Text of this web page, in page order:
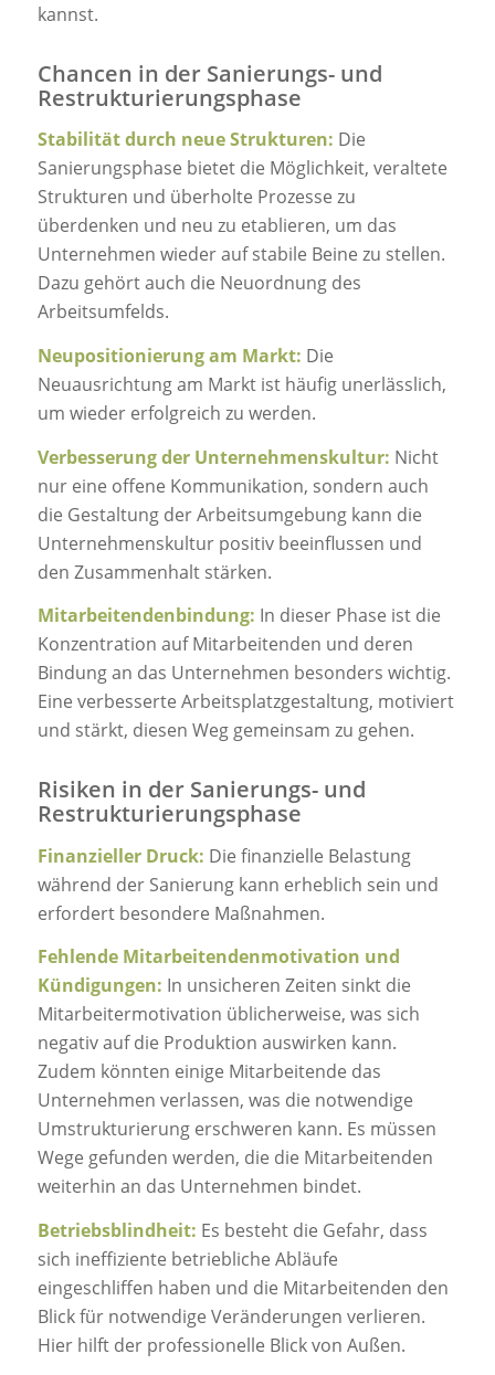
kannst.
Chancen in der Sanierungs- und
Restrukturierungsphase
Stabilität durch neue Strukturen: Die
Sanierungsphase bietet die Möglichkeit, veraltete
Strukturen und überholte Prozesse zu
überdenken und neu zu etablieren, um das
Unternehmen wieder auf stabile Beine zu stellen.
Dazu gehört auch die Neuordnung des
Arbeitsumfelds.
Neupositionierung am Markt: Die
Neuausrichtung am Markt ist häufig unerlässlich,
um wieder erfolgreich zu werden.
Verbesserung der Unternehmenskultur: Nicht
nur eine offene Kommunikation, sondern auch
die Gestaltung der Arbeitsumgebung kann die
Unternehmenskultur positiv beeinflussen und
den Zusammenhalt stärken.
Mitarbeitendenbindung: In dieser Phase ist die
Konzentration auf Mitarbeitenden und deren
Bindung an das Unternehmen besonders wichtig.
Eine verbesserte Arbeitsplatzgestaltung, motiviert
und stärkt, diesen Weg gemeinsam zu gehen.
Risiken in der Sanierungs- und
Restrukturierungsphase
Finanzieller Druck: Die finanzielle Belastung
während der Sanierung kann erheblich sein und
erfordert besondere Maßnahmen.
Fehlende Mitarbeitendenmotivation und
Kündigungen: In unsicheren Zeiten sinkt die
Mitarbeitermotivation üblicherweise, was sich
negativ auf die Produktion auswirken kann.
Zudem könnten einige Mitarbeitende das
Unternehmen verlassen, was die notwendige
Umstrukturierung erschweren kann. Es müssen
Wege gefunden werden, die die Mitarbeitenden
weiterhin an das Unternehmen bindet.
Betriebsblindheit: Es besteht die Gefahr, dass
sich ineffiziente betriebliche Abläufe
eingeschliffen haben und die Mitarbeitenden den
Blick für notwendige Veränderungen verlieren.
Hier hilft der professionelle Blick von Außen.